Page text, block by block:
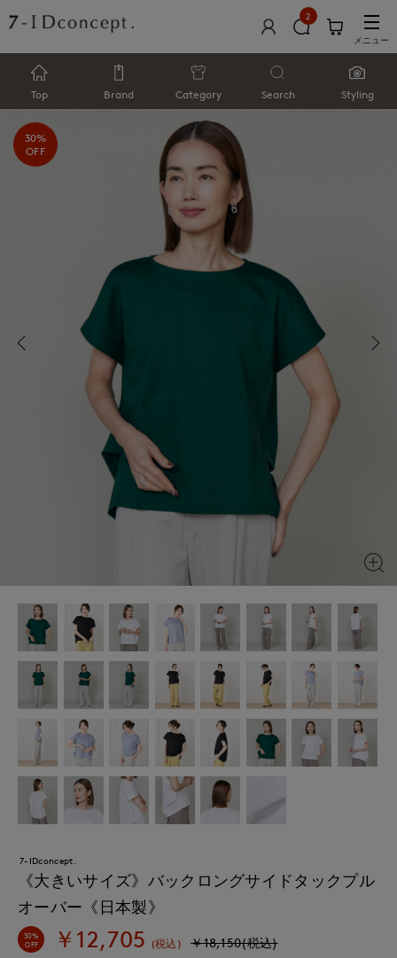
2
メニュー
Top Brand Category Search Styling
30%
OFF
7-IDconcept.
《大きいサイズ》バックロングサイドタックプル
オーバー《日本製》
30%
OFF
￥12,705 (税込) ￥18,150(税込)